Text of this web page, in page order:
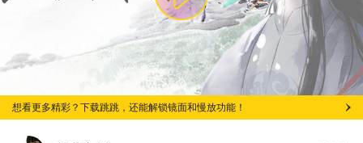
想看更多精彩？下载跳跳，还能解锁镜面和慢放功能！